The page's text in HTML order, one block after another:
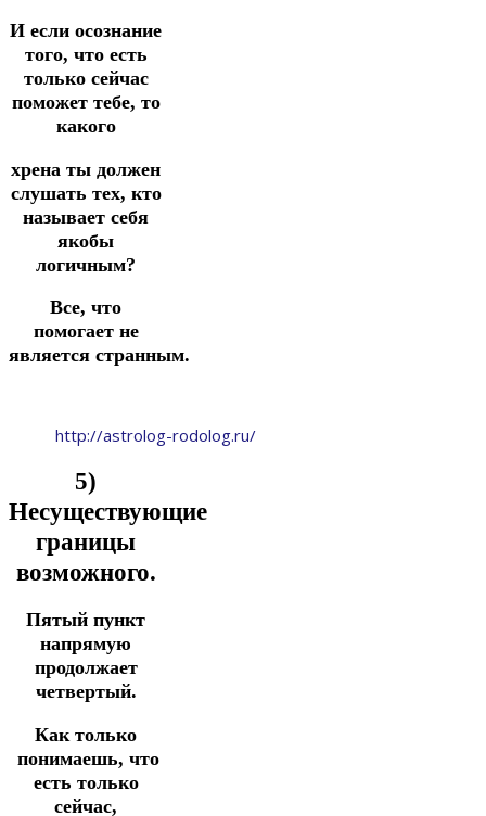
И если осознание
того, что есть
только сейчас
поможет тебе, то
какого
хрена ты должен
слушать тех, кто
называет себя
якобы
логичным?
Все, что
помогает не
является странным.
http://astrolog-rodolog.ru/
5)
Несуществующие
границы
возможного.
Пятый пункт
напрямую
продолжает
четвертый.
Как только
понимаешь, что
есть только
сейчас,